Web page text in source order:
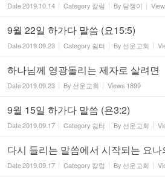
Date2019.10.14 Category 칼럼 By 담쟁이
9월 22일 하가다 말씀 (요15:5)
Date2019.09.23 Category 쉼터 By 선운교회
하나님께 영광돌리는 제자로 살려면
Date2019.09.23 By 선운교회 Views 1899
9월 15일 하가다 말씀 (욘3:2)
Date2019.09.17 Category 쉼터 By 선운교회
다시 들리는 말씀에서 시작되는 요나
Date2019.09.17 Category 칼럼 By 선운교회